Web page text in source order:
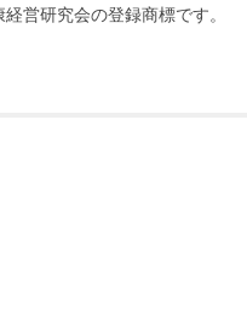
営研究会の登録商標です。